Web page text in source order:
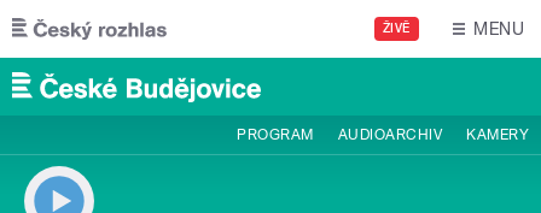
Přejít k hlavnímu obsahu
ŽIVĚ MENU
PROGRAM AUDIOARCHIV KAMERY